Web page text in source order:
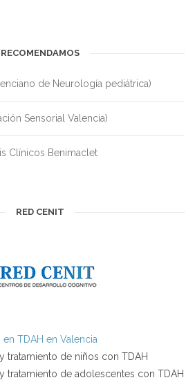
RECOMENDAMOS
de Neurología pediátrica)
Sensorial Valencia)
Clínicos Benimaclet
RED CENIT
TDAH en Valencia
tratamiento de niños con TDAH
tratamiento de adolescentes con TDAH